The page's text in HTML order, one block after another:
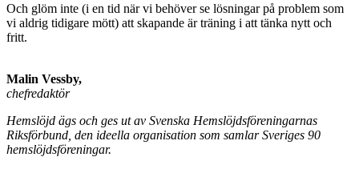
Och glöm inte (i en tid när vi behöver se lösningar på problem som
vi aldrig tidigare mött) att skapande är träning i att tänka nytt och
fritt.
Malin Vessby,
chefredaktör
Hemslöjd ägs och ges ut av Svenska Hemslöjdsföreningarnas
Riksförbund, den ideella organisation som samlar Sveriges 90
hemslöjdsföreningar.